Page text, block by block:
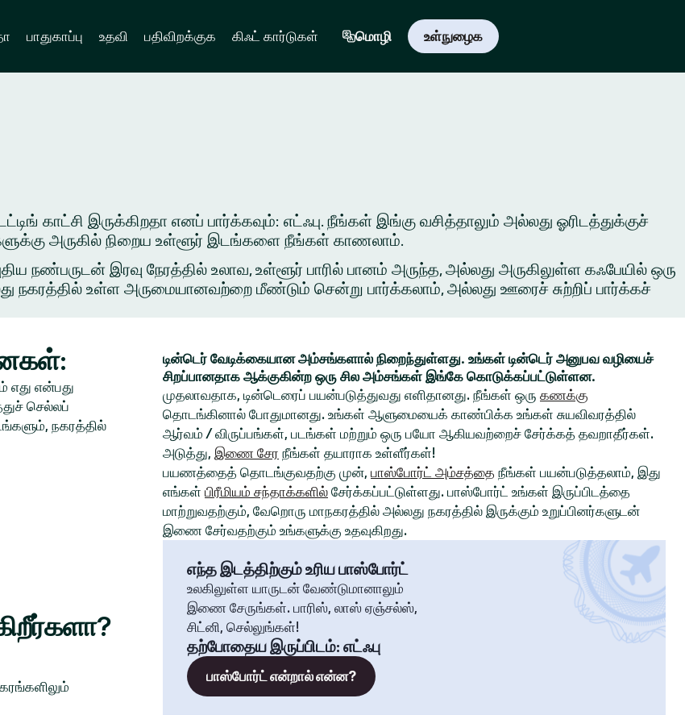
பாதுகாப்பு உதவி பதிவிறக்குக கிஃட் கார்டுகள் மொழி உள்நுழைக
காட்சி இருக்கிறதா எனப் பார்க்கவும்: எட்ஃபு. நீங்கள் இங்கு வசித்தாலும் அல்லது ஓரிடத்துக்குச்
அருகில் நிறைய உள்ளூர் இடங்களை நீங்கள் காணலாம்.
இரவு நேரத்தில் உலாவ, உள்ளூர் பாரில் பானம் அருந்த, அல்லது அருகிலுள்ள கஃபேயில் ஒரு
நகரத்தில் உள்ள அருமையானவற்றை மீண்டும் சென்று பார்க்கலாம், அல்லது ஊரைச் சுற்றிப் பார்க்கச்
என்பது
செல்லப்
நகரத்தில்
டின்டெர் வேடிக்கையான அம்சங்களால் நிறைந்துள்ளது. உங்கள் டின்டெர் அனுபவ வழியைச்
சிறப்பானதாக ஆக்குகின்ற ஒரு சில அம்சங்கள் இங்கே கொடுக்கப்பட்டுள்ளன.
முதலாவதாக, டின்டெரைப் பயன்படுத்துவது எளிதானது. நீங்கள் ஒரு கணக்கு
தொடங்கினால் போதுமானது. உங்கள் ஆளுமையைக் காண்பிக்க உங்கள் சுயவிவரத்தில்
ஆர்வம் / விருப்பங்கள், படங்கள் மற்றும் ஒரு பயோ ஆகியவற்றைச் சேர்க்கத் தவறாதீர்கள்.
அடுத்து, இணை சேர நீங்கள் தயாராக உள்ளீர்கள்!
பயணத்தைத் தொடங்குவதற்கு முன், பாஸ்போர்ட் அம்சத்தை நீங்கள் பயன்படுத்தலாம், இது
எங்கள் பிரீமியம் சந்தாக்களில் சேர்க்கப்பட்டுள்ளது. பாஸ்போர்ட் உங்கள் இருப்பிடத்தை
மாற்றுவதற்கும், வேறொரு மாநகரத்தில் அல்லது நகரத்தில் இருக்கும் உறுப்பினர்களுடன்
இணை சேர்வதற்கும் உங்களுக்கு உதவுகிறது.
எந்த இடத்திற்கும் உரிய பாஸ்போர்ட்
உலகிலுள்ள யாருடன் வேண்டுமானாலும்
இணை சேருங்கள். பாரிஸ், லாஸ் ஏஞ்சல்ஸ்,
சிட்னி, செல்லுங்கள்!
தற்போதைய இருப்பிடம்: எட்ஃபு
பாஸ்போர்ட் என்றால் என்ன?